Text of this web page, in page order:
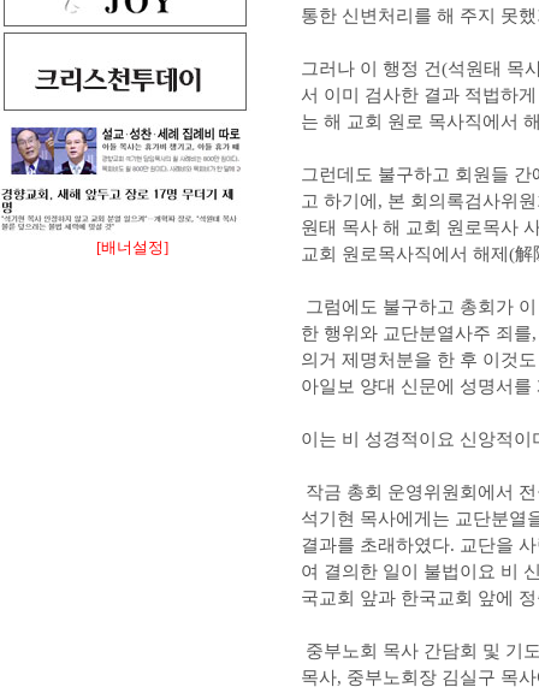
[배너설정]
통한 신변처리를 해 주지 못
그러나 이 행정 건(석원태 목
서 이미 검사한 결과 적법하
는 해 교회 원로 목사직에서
그런데도 불구하고 회원들
고 하기에, 본 회의록검사위
원태 목사 해 교회 원로목사
교회 원로목사직에서 해제(
그럼에도 불구하고 총회가
한 행위와 교단분열사주 죄
의거 제명처분을 한 후 이것
아일보 양대 신문에 성명서
이는 비 성경적이요 신앙적
작금 총회 운영위원회에서
석기현 목사에게는 교단분열
결과를 초래하였다. 교단을
여 결의한 일이 불법이요 비
국교회 앞과 한국교회 앞에
중부노회 목사 간담회 및 기
목사, 중부노회장 김실구 목